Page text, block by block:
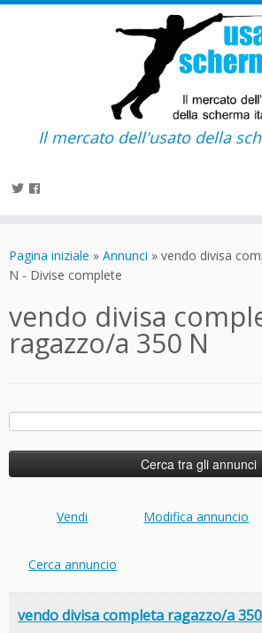
contenuto
Il mercato dell'usato della
Pagina iniziale » Annunci » vendo divisa
N - Divise complete
vendo divisa
ragazzo/a 350 N
Ricerca
Vendi Modifica annuncio
Cerca annuncio
vendo divisa completa ragazzo/a